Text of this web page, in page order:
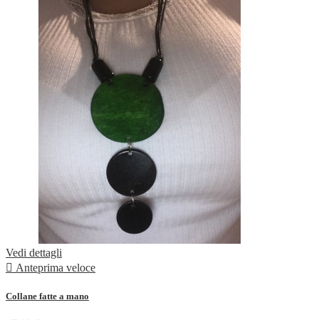
Vedi dettagli
 Anteprima veloce
Collane fatte a mano